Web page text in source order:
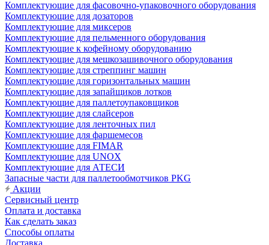
Комплектующие для фасовочно-упаковочного оборудования
Комплектующие для дозаторов
Комплектующие для миксеров
Комплектующие для пельменного оборудования
Комплектующие к кофейному оборудованию
Комплектующие для мешкозашивочного оборудования
Комплектующие для стреппинг машин
Комплектующие для горизонтальных машин
Комплектующие для запайщиков лотков
Комплектующие для паллетоупаковщиков
Комплектующие для слайсеров
Комплектующие для ленточных пил
Комплектующие для фаршемесов
Комплектующие для FIMAR
Комплектующие для UNOX
Комплектующие для АТЕСИ
Запасные части для паллетообмотчиков PKG
Акции
Сервисный центр
Оплата и доставка
Как сделать заказ
Способы оплаты
Доставка